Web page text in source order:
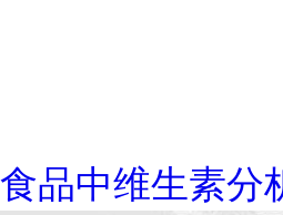
食品中维生素分